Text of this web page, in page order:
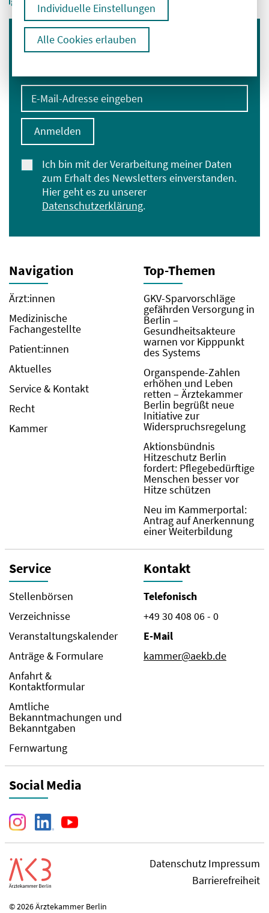
Individuelle Einstellungen
Alle Cookies erlauben
Immer informiert bleiben
E-Mail-Adresse eingeben
Ich bin mit der Verarbeitung meiner Daten
zum Erhalt des Newsletters einverstanden.
Hier geht es zu unserer
Datenschutzerklärung.
Anmelden
Navigation
Ärzt:innen
Medizinische
Fachangestellte
Patient:innen
Aktuelles
Service & Kontakt
Recht
Kammer
Top-Themen
GKV-Sparvorschläge
gefährden Versorgung in
Berlin –
Gesundheitsakteure
warnen vor Kipppunkt
des Systems
Organspende-Zahlen
erhöhen und Leben
retten – Ärztekammer
Berlin begrüßt neue
Initiative zur
Widerspruchsregelung
Aktionsbündnis
Hitzeschutz Berlin
fordert: Pflegebedürftige
Menschen besser vor
Hitze schützen
Neu im Kammerportal:
Antrag auf Anerkennung
einer Weiterbildung
Service
Stellenbörsen
Verzeichnisse
Veranstaltungskalender
Anträge & Formulare
Anfahrt &
Kontaktformular
Amtliche
Bekanntmachungen und
Bekanntgaben
Fernwartung
Kontakt
Telefonisch
+49 30 408 06 - 0
E-Mail
kammer@aekb.de
Social Media
DatenschutzImpressum
Barrierefreiheit
© 2026 Ärztekammer Berlin